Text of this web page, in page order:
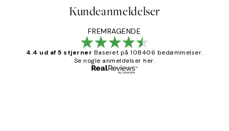
Kundeanmeldelser
FREMRAGENDE
4.4 ud af 5 stjerner Baseret på 108406 bedømmelser.
Se nogle anmeldelser her.